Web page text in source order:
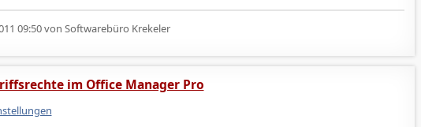
09:50von Softwarebüro Krekeler
im Office Manager Pro